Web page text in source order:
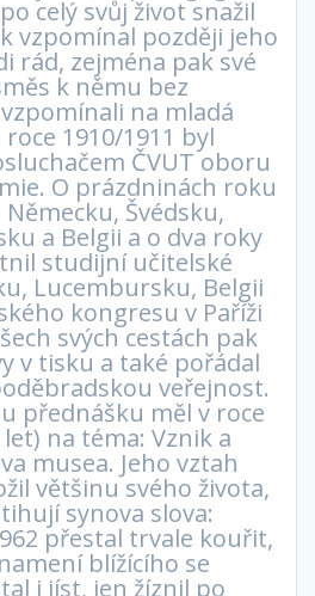
celý svůj život snažil
vzpomínal později jeho
rád, zejména pak své
k němu bez
na mladá
1910/1911 byl
ČVUT oboru
O prázdninách roku
Švédsku,
a Belgii a o dva roky
studijní učitelské
Lucembursku, Belgii
kongresu v Paříži
svých cestách pak
v tisku a také pořádal
veřejnost.
přednášku měl v roce
na téma: Vznik a
musea. Jeho vztah
většinu svého života,
synova slova:
přestal trvale kouřit,
blížícího se
i jíst, jen žíznil po